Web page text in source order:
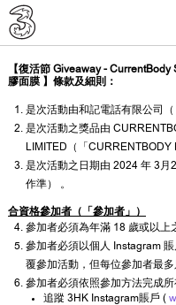
【復活節 Giveaway -
膠面膜 】條款及細則：
是次活動由和記電話有限公司（
是次活動之獎品由
LIMITED（「CURRENTBODY
是次活動之日期由 2024 年 3月
作準） 。
合資格參加者（「參加者」）
參加者必須為年滿 18 歲或以上
參加者必須以個人 Instagram
覆參加活動，但每位參加者最多
參加者必須依照參加方法完成
追蹤 3HK Instagram賬戶 (